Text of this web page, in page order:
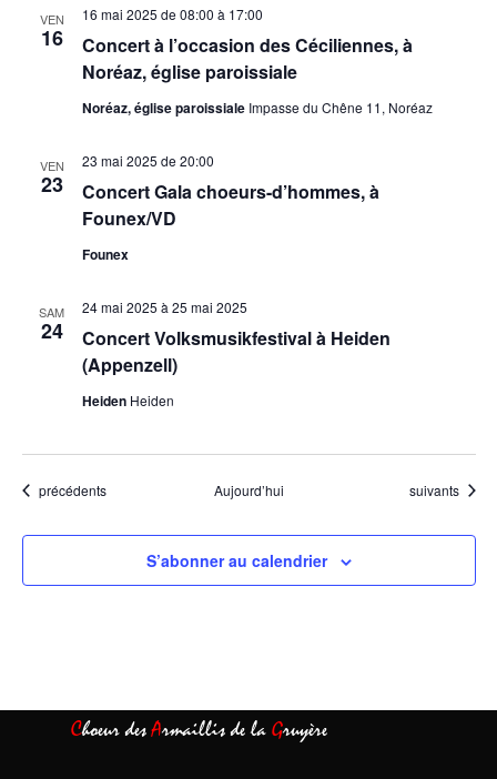
VEN
16
Concert à l’occasion des Céciliennes, à
Noréaz, église paroissiale
16 mai 2025 de 08:00 à 17:00
Noréaz, église paroissiale Impasse du Chêne 11, Noréaz
VEN
23
Concert Gala choeurs-d’hommes, à
Founex/VD
23 mai 2025 de 20:00
Founex
SAM
24
Concert Volksmusikfestival à Heiden
(Appenzell)
24 mai 2025 à 25 mai 2025
Heiden Heiden
Évènements
précédents Aujourd’hui Évènements
suivants
S’abonner au calendrier
Choeur desArmaillis de la Gruyère